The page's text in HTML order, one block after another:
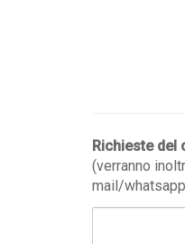
Richieste del
(verranno
mail/